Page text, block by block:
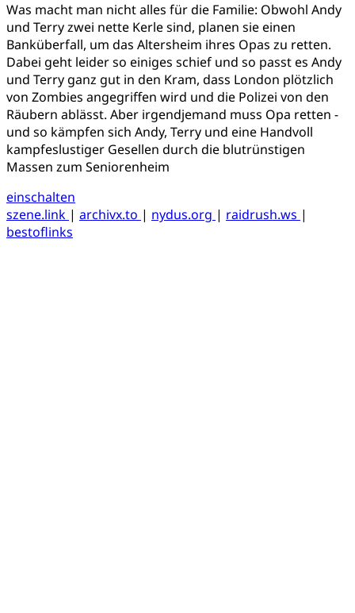
Was macht man nicht alles für die Familie: Obwohl Andy
und Terry zwei nette Kerle sind, planen sie einen
Banküberfall, um das Altersheim ihres Opas zu retten.
Dabei geht leider so einiges schief und so passt es Andy
und Terry ganz gut in den Kram, dass London plötzlich
von Zombies angegriffen wird und die Polizei von den
Räubern ablässt. Aber irgendjemand muss Opa retten -
und so kämpfen sich Andy, Terry und eine Handvoll
kampfeslustiger Gesellen durch die blutrünstigen
Massen zum Seniorenheim
einschalten
szene.link | archivx.to | nydus.org | raidrush.ws |
bestoflinks